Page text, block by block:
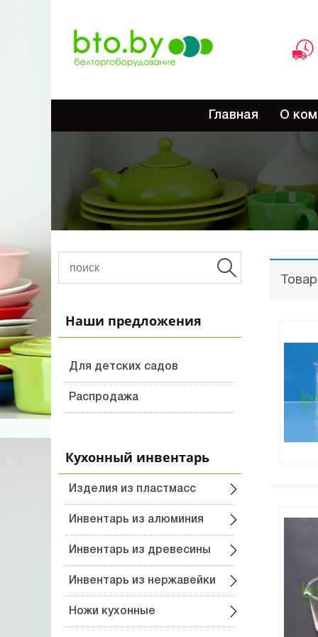
navigation
Главная О
Строка
навигации
Наши предложения
Для детских садов
Распродажа
Menu
product
Кухонный инвентарь
Изделия из пластмасс
Бочка, бак
Ведро пластиковое
Диспенсер, дозатор,
держатель
Доска разделочная
Инвентарь из алюминия
Дуршлаг, сито
Кухонный инвентарь
Инвентарь из древесины
Доска разделочная
Кухонные
принадлежности
Инвентарь из нержавейки
Кухонные
принадлежности
Ножи кухонные